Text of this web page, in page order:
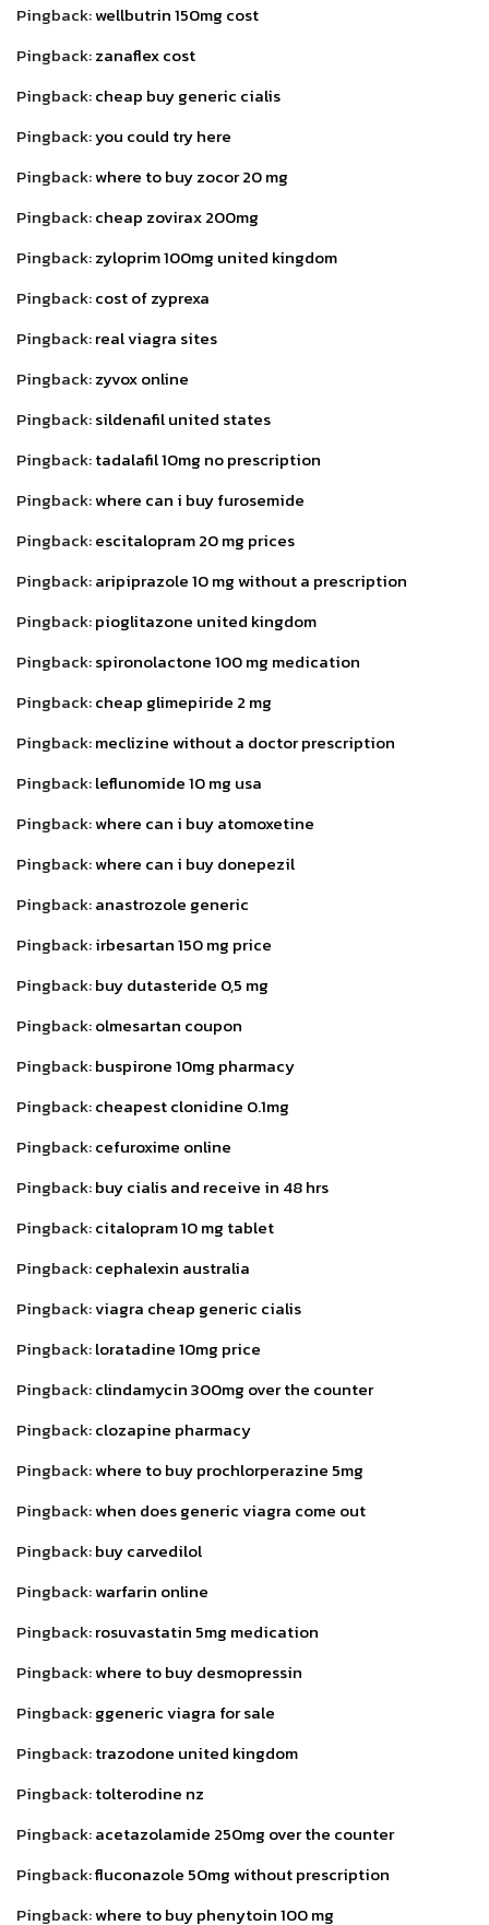
Pingback:wellbutrin 150mg cost
Pingback:zanaflex cost
Pingback:cheap buy generic cialis
Pingback:you could try here
Pingback:where to buy zocor 20 mg
Pingback:cheap zovirax 200mg
Pingback:zyloprim 100mg united kingdom
Pingback:cost of zyprexa
Pingback:real viagra sites
Pingback:zyvox online
Pingback:sildenafil united states
Pingback:tadalafil 10mg no prescription
Pingback:where can i buy furosemide
Pingback:escitalopram 20 mg prices
Pingback:aripiprazole 10 mg without a prescription
Pingback:pioglitazone united kingdom
Pingback:spironolactone 100 mg medication
Pingback:cheap glimepiride 2 mg
Pingback:meclizine without a doctor prescription
Pingback:leflunomide 10 mg usa
Pingback:where can i buy atomoxetine
Pingback:where can i buy donepezil
Pingback:anastrozole generic
Pingback:irbesartan 150 mg price
Pingback:buy dutasteride 0,5 mg
Pingback:olmesartan coupon
Pingback:buspirone 10mg pharmacy
Pingback:cheapest clonidine 0.1mg
Pingback:cefuroxime online
Pingback:buy cialis and receive in 48 hrs
Pingback:citalopram 10 mg tablet
Pingback:cephalexin australia
Pingback:viagra cheap generic cialis
Pingback:loratadine 10mg price
Pingback:clindamycin 300mg over the counter
Pingback:clozapine pharmacy
Pingback:where to buy prochlorperazine 5mg
Pingback:when does generic viagra come out
Pingback:buy carvedilol
Pingback:warfarin online
Pingback:rosuvastatin 5mg medication
Pingback:where to buy desmopressin
Pingback:ggeneric viagra for sale
Pingback:trazodone united kingdom
Pingback:tolterodine nz
Pingback:acetazolamide 250mg over the counter
Pingback:fluconazole 50mg without prescription
Pingback:where to buy phenytoin 100 mg